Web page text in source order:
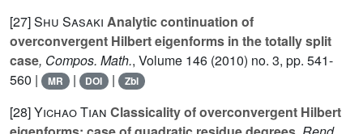
[27]Shu Sasaki Analytic continuation of
overconvergent Hilbert eigenforms in the totally split
case, Compos. Math., Volume 146 (2010) no. 3, pp. 541-
560 |
MR | DOI | Zbl
[28]Yichao Tian Classicality of overconvergent Hilbert